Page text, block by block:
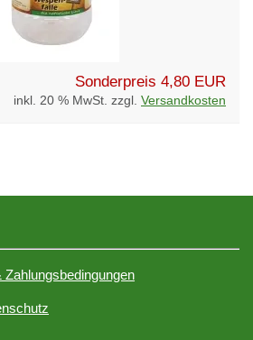
Sonderpreis 4,80 EUR
inkl. 20 % MwSt. zzgl. Versandkosten